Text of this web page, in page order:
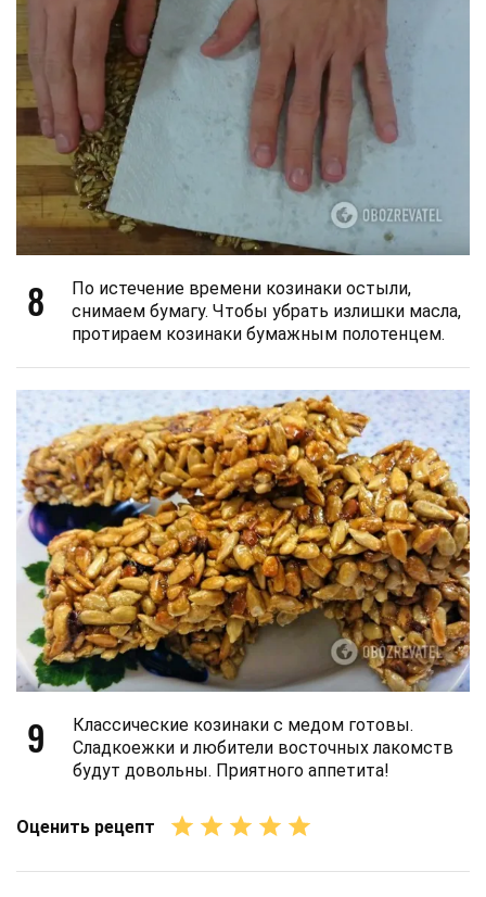
8
По истечение времени козинаки остыли,
снимаем бумагу. Чтобы убрать излишки масла,
протираем козинаки бумажным полотенцем.
9
Классические козинаки с медом готовы.
Сладкоежки и любители восточных лакомств
будут довольны. Приятного аппетита!
Оценить рецепт